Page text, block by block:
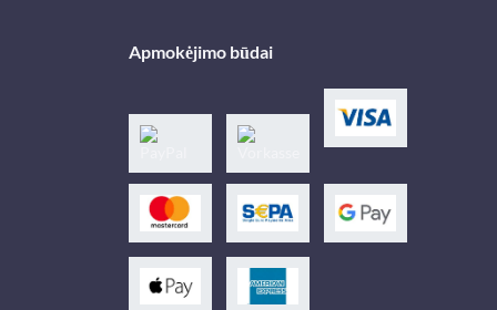
Apmokėjimo būdai